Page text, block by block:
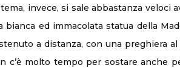
invece, si sale abbastanza veloci
bianca ed immacolata statua della
a distanza, con una preghiera
c’è molto tempo per sostare anche